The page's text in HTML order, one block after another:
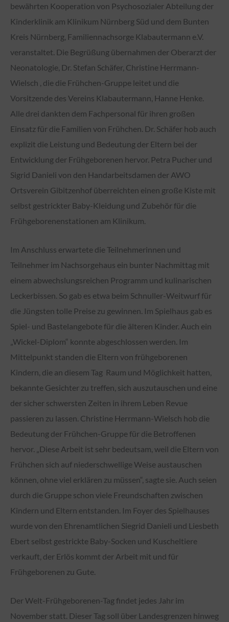
bewährten Kooperation von Psychosozialer Abteilung der
Kinderklinik am Klinikum Nürnberg Süd und dem Bunten
Kreis Nürnberg, Familiennachsorge Klabautermann e.V.
veranstaltet. Die Begrüßung übernahmen der Oberarzt der
Neonatologie, Dr. Stefan Schäfer, Christine Herrmann-
Wielsch , die die Frühchen-Gruppe leitet und die
Vorsitzende des Vereins Klabautermann, Hanne Henke.
Alle drei dankten dem Fachpersonal für ihren großen
Einsatz für die Familien von Frühchen. Dr. Schäfer hob auch
explizit die Leistung und Bedeutung der Eltern bei der
Entwicklung der Frühgeborenen hervor. Petra Pucher und
Sigrid Danieli von den Handarbeitsdamen der AWO
Ortsverein Gibitzenhof überreichten einen große Kiste mit
selbst gestrickter Baby-Kleidung und Zubehör für die
Frühgeborenenstationen am Klinikum.
Im Anschluss erwartete die Teilnehmerinnen und
Teilnehmer im Nachsorgehaus ein bunter Nachmittag mit
einem abwechslungsreichen Programm und kulinarischen
Leckerbissen. So gab es etwa beim Schnuller-Weitwurf für
die Jüngsten tolle Preise zu gewinnen. Im Spielhaus gab es
Spiel- und Bastelangebote für die älteren Kinder. Auch ein
„Wickel-Diplom“ konnte abgeschlossen werden. Im
Mittelpunkt standen die Eltern von frühgeborenen
Kindern, die an diesem Tag Raum und Möglichkeit hatten,
bekannte Gesichter zu treffen, sich auszutauschen und eine
der sicher schwersten Zeiten in ihrem Leben Revue
passieren zu lassen. Christine Herrmann-Wielsch hob die
Bedeutung der Frühchen-Gruppe für die Betroffenen
hervor. „Diese Arbeit ist sehr bedeutsam, weil die Eltern von
Frühchen sich auf niederschwellige Weise austauschen
können, ohne viel erklären zu müssen“, sagte sie. Auch seien
durch die Gruppe schon viele Freundschaften zwischen
Kindern und Eltern entstanden. Im Foyer des Spielhauses
wurde von den Ehrenamtlichen Siegrid Danieli und Liesbeth
Ebert selbst gestrickte Baby-Socken und Kuscheltiere
verkauft, der Erlös kommt der Arbeit mit und für
Frühgeborenen zu Gute.
Der Welt-Frühgeborenen-Tag findet jedes Jahr im
November statt. Dieser Tag soll über Landesgrenzen hinweg